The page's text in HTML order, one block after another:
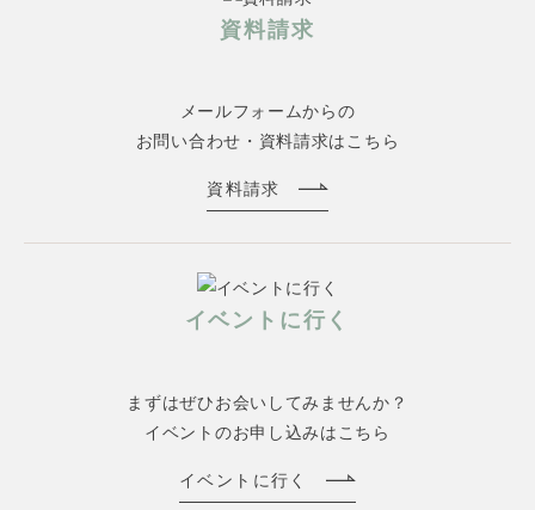
資料請求
メールフォームからの
お問い合わせ・資料請求はこちら
資料請求
イベントに行く
まずはぜひお会いしてみませんか？
イベントのお申し込みはこちら
イベントに行く